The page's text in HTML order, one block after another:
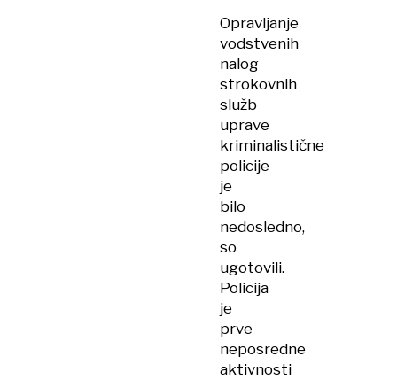
Opravljanje
vodstvenih
nalog
strokovnih
služb
uprave
kriminalistične
policije
je
bilo
nedosledno,
so
ugotovili.
Policija
je
prve
neposredne
aktivnosti